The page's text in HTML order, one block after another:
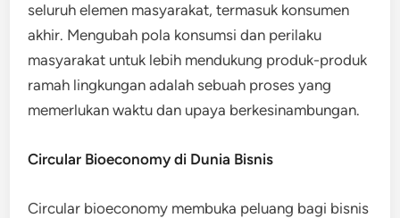
seluruh elemen masyarakat, termasuk konsumen
akhir. Mengubah pola konsumsi dan perilaku
masyarakat untuk lebih mendukung produk-produk
ramah lingkungan adalah sebuah proses yang
memerlukan waktu dan upaya berkesinambungan.
Circular Bioeconomy di Dunia Bisnis
Circular bioeconomy membuka peluang bagi bisnis